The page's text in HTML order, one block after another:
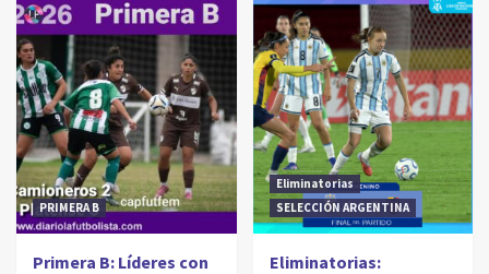
PRIMERA B
Primera B: Líderes con
Eliminatorias
SELECCIÓN ARGENTINA
Eliminatorias: